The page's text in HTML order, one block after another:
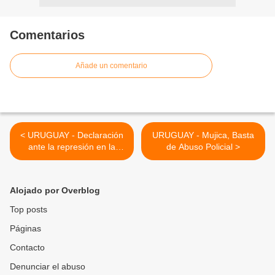
Comentarios
Añade un comentario
< URUGUAY - Declaración
ante la represión en la
marcha del 14 de agosto, y
URUGUAY - Mujica, Basta
de Abuso Policial >
Alojado por Overblog
Top posts
Páginas
Contacto
Denunciar el abuso